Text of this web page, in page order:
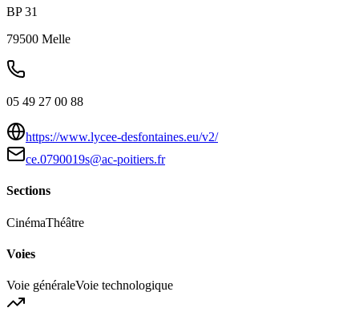
BP 31
79500 Melle
05 49 27 00 88
https://www.lycee-desfontaines.eu/v2/
ce.0790019s@ac-poitiers.fr
Sections
CinémaThéâtre
Voies
Voie généraleVoie technologique